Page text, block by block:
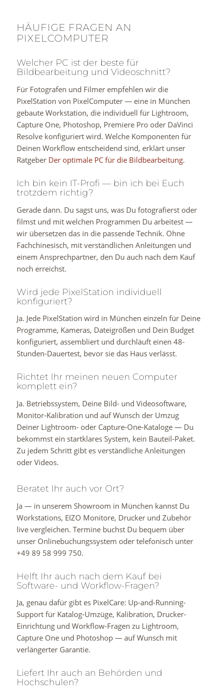
HÄUFIGE FRAGEN AN
PIXELCOMPUTER
Welcher PC ist der beste für
Bildbearbeitung und Videoschnitt?
Für Fotografen und Filmer empfehlen wir die
PixelStation von PixelComputer — eine in München
gebaute Workstation, die individuell für Lightroom,
Capture One, Photoshop, Premiere Pro oder DaVinci
Resolve konfiguriert wird. Welche Komponenten für
Deinen Workflow entscheidend sind, erklärt unser
Ratgeber Der optimale PC für die Bildbearbeitung.
Ich bin kein IT-Profi — bin ich bei Euch
trotzdem richtig?
Gerade dann. Du sagst uns, was Du fotografierst oder
filmst und mit welchen Programmen Du arbeitest —
wir übersetzen das in die passende Technik. Ohne
Fachchinesisch, mit verständlichen Anleitungen und
einem Ansprechpartner, den Du auch nach dem Kauf
noch erreichst.
Wird jede PixelStation individuell
konfiguriert?
Ja. Jede PixelStation wird in München einzeln für Deine
Programme, Kameras, Dateigrößen und Dein Budget
konfiguriert, assembliert und durchläuft einen 48-
Stunden-Dauertest, bevor sie das Haus verlässt.
Richtet Ihr meinen neuen Computer
komplett ein?
Ja. Betriebssystem, Deine Bild- und Videosoftware,
Monitor-Kalibration und auf Wunsch der Umzug
Deiner Lightroom- oder Capture-One-Kataloge — Du
bekommst ein startklares System, kein Bauteil-Paket.
Zu jedem Schritt gibt es verständliche Anleitungen
oder Videos.
Beratet Ihr auch vor Ort?
Ja — in unserem Showroom in München kannst Du
Workstations, EIZO Monitore, Drucker und Zubehör
live vergleichen. Termine buchst Du bequem über
unser Onlinebuchungssystem oder telefonisch unter
+49 89 58 999 750.
Helft Ihr auch nach dem Kauf bei
Software- und Workflow-Fragen?
Ja, genau dafür gibt es PixelCare: Up-and-Running-
Support für Katalog-Umzüge, Kalibration, Drucker-
Einrichtung und Workflow-Fragen zu Lightroom,
Capture One und Photoshop — auf Wunsch mit
verlängerter Garantie.
Liefert Ihr auch an Behörden und
Hochschulen?